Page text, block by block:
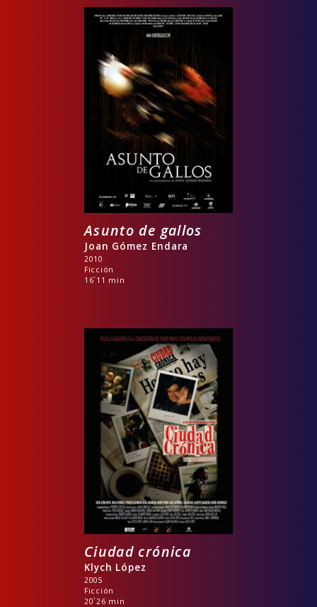
Asunto de gallos
Joan Gómez Endara
2010
Ficción
16´11 min
Ciudad crónica
Klych López
2005
Ficción
20´26 min